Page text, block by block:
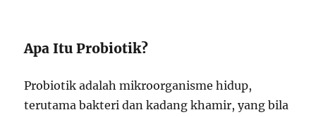
Apa Itu Probiotik?
Probiotik adalah mikroorganisme hidup,
terutama bakteri dan kadang khamir, yang bila